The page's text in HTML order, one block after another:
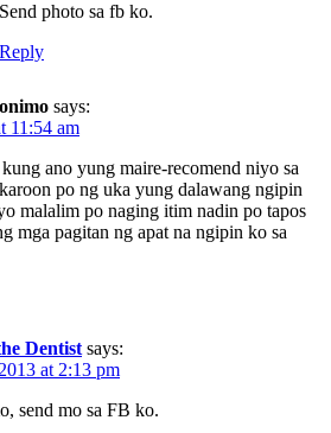
Send photo sa fb ko.
Reply
says:
11:54 am
ano yung maire-recomend niyo sa
po ng uka yung dalawang ngipin
malalim po naging itim nadin po tapos
mga pagitan ng apat na ngipin ko sa
Dentist says:
at 2:13 pm
send mo sa FB ko.